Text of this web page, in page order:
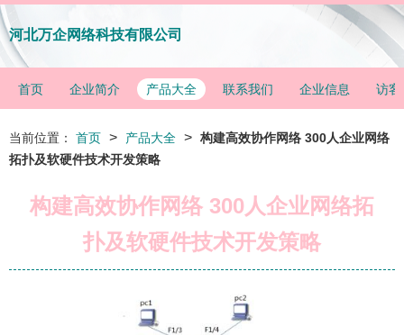
河北万企网络科技有限公司
首页 企业简介 产品大全 联系我们 企业信息 访客
当前位置： 首页 > 产品大全 > 构建高效协作网络 300人企业网络
拓扑及软硬件技术开发策略
构建高效协作网络 300人企业网络拓
扑及软硬件技术开发策略